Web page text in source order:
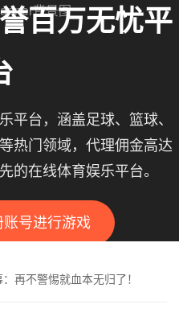
百万无忧平
平台，涵盖足球、篮球、
热门领域，代理佣金高达
的在线体育娱乐平台。
账号进行游戏
再不警惕就血本无归了！